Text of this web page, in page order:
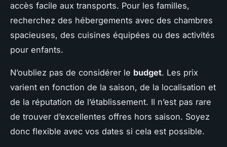
accès facile aux transports. Pour les familles,
recherchez des hébergements avec des chambres
spacieuses, des cuisines équipées ou des activités
pour enfants.
N’oubliez pas de considérer le budget. Les prix
varient en fonction de la saison, de la localisation et
de la réputation de l’établissement. Il n’est pas rare
de trouver d’excellentes offres hors saison. Soyez
donc flexible avec vos dates si cela est possible.